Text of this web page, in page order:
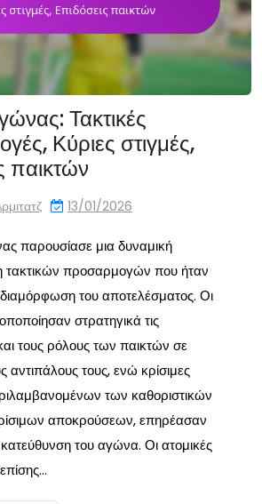
Τακτικές
Κύριες στιγμές,
παικτών
13/01/2026
παρουσίασε μια δυναμική
τακτικών προσαρμογών που ήταν
διαμόρφωση του αποτελέσματος. Οι
στρατηγικά τις
τους ρόλους των παικτών σε
αντιπάλους τους, ενώ κρίσιμες
των καθοριστικών
αποκρούσεων, επηρέασαν
του αγώνα. Οι ατομικές